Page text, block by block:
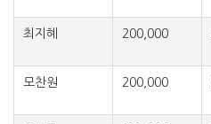
최지혜 200,000
모찬원 200,000